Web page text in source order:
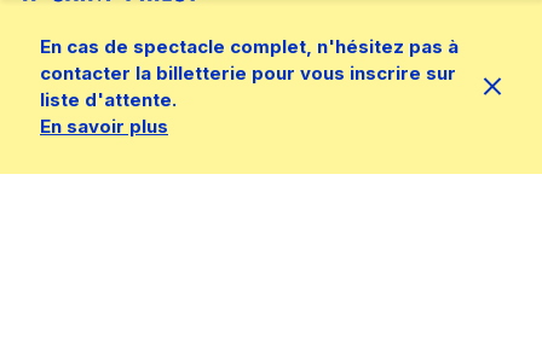
En cas de spectacle complet, n'hésitez pas à
contacter la billetterie pour vous inscrire sur
liste d'attente.
En savoir plus